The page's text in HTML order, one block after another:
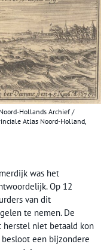
Hollands Archief /
Atlas Noord-Holland,
was het
Op 12
van dit
te nemen. De
herstel niet betaald kon
een bijzondere